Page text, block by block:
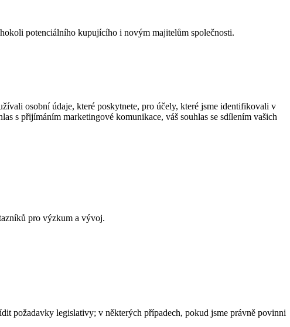
potenciálního kupujícího i novým majitelům společnosti.
osobní údaje, které poskytnete, pro účely, které jsme identifikovali v
s přijímáním marketingové komunikace, váš souhlas se sdílením vašich
pro výzkum a vývoj.
požadavky legislativy; v některých případech, pokud jsme právně povinni